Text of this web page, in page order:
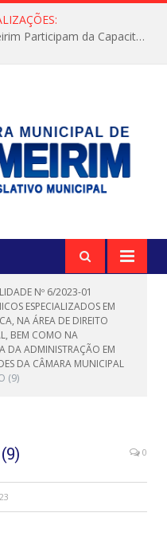
Servidores e Vereadores de Almeirim Participam da Capacitação “Orientar é a Nossa Missão”
Nº 6/2023-01
ESPECIALIZADOS EM
NA ÁREA DE DIREITO
BEM COMO NA
DA ADMINISTRAÇÃO EM
DA CÂMARA MUNICIPAL
(9)
0